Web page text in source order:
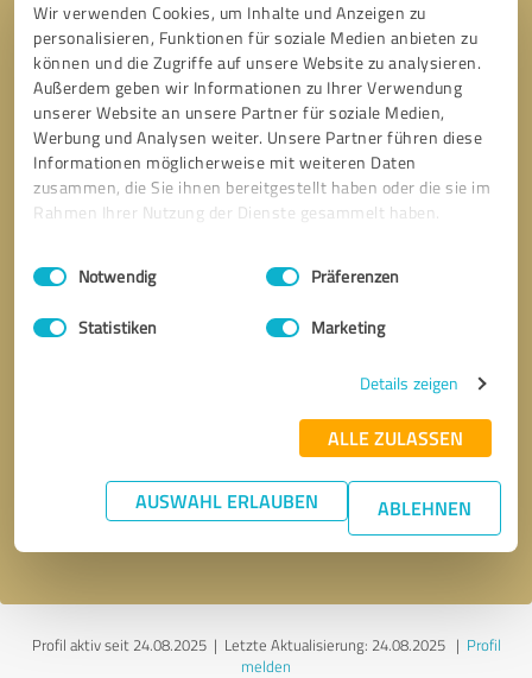
Wir verwenden Cookies, um Inhalte und Anzeigen zu
personalisieren, Funktionen für soziale Medien anbieten zu
können und die Zugriffe auf unsere Website zu analysieren.
Außerdem geben wir Informationen zu Ihrer Verwendung
unserer Website an unsere Partner für soziale Medien,
Werbung und Analysen weiter. Unsere Partner führen diese
Informationen möglicherweise mit weiteren Daten
zusammen, die Sie ihnen bereitgestellt haben oder die sie im
Rahmen Ihrer Nutzung der Dienste gesammelt haben.
Impressum Datenschutzbestimmungen
Einwilligungsauswahl
Notwendig Präferenzen
Statistiken Marketing
Details zeigen
ALLE ZULASSEN
AUSWAHL ERLAUBEN ABLEHNEN
* Erforderliche Angaben
Nachricht senden
Datenschutzbestimmungenzu.
Profil aktiv seit 24.08.2025 | Letzte Aktualisierung: 24.08.2025| Profil
melden